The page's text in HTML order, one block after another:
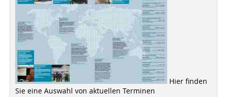
Hier finden
Sie eine Auswahl von aktuellen Terminen